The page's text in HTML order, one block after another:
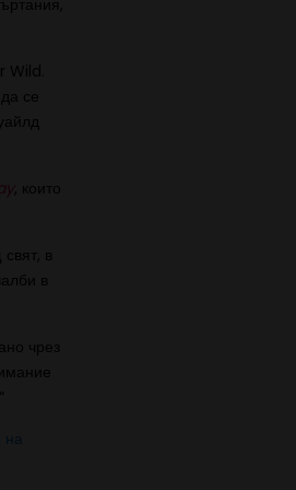
Wild.
се
, които
в
в
чрез